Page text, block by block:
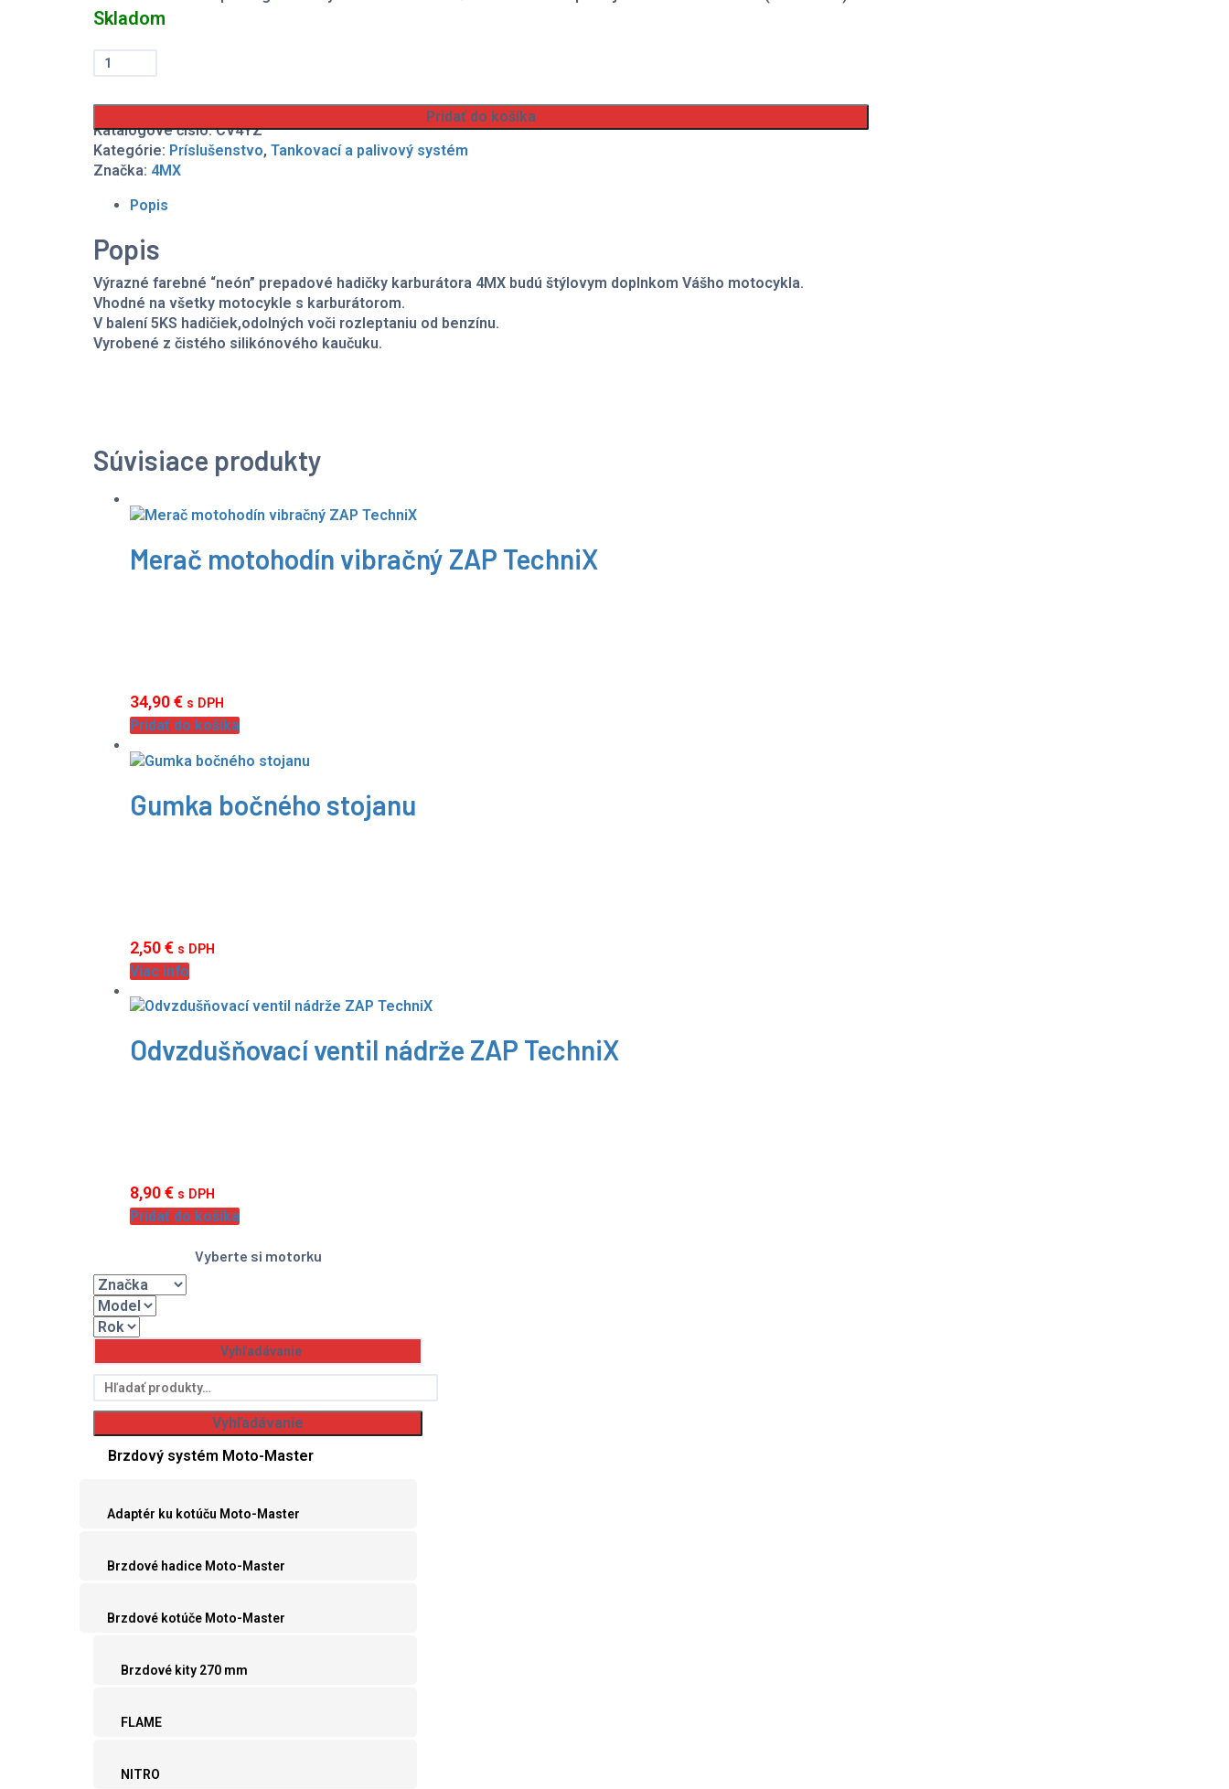
Skladom
Hadičky
karburátora
modré
Pridať do košíka
Katalógové číslo:CV4YZ
Kategórie: Príslušenstvo, Tankovací a palivový systém
Značka: 4MX
Popis
Popis
Výrazné farebné “neón” prepadové hadičky karburátora 4MX budú štýlovym doplnkom Vášho motocykla.
Vhodné na všetky motocykle s karburátorom.
V balení 5KS hadičiek,odolných voči rozleptaniu od benzínu.
Vyrobené z čistého silikónového kaučuku.
Súvisiace produkty
Merač motohodín vibračný ZAP TechniX
34,90€ s DPH
Pridať do košíka
Gumka bočného stojanu
2,50€ s DPH
Viac info
Odvzdušňovací ventil nádrže ZAP TechniX
8,90€ s DPH
Pridať do košíka
Vyberte si motorku
Hľadať:
Vyhľadávanie
Brzdový systém Moto-Master
Adaptér ku kotúču Moto-Master
Brzdové hadice Moto-Master
Brzdové kotúče Moto-Master
Brzdové kity 270 mm
FLAME
NITRO